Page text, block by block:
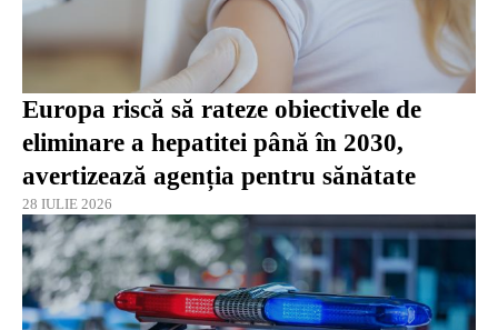
Europa riscă să rateze obiectivele de
eliminare a hepatitei până în 2030,
avertizează agenția pentru sănătate
28 IULIE 2026